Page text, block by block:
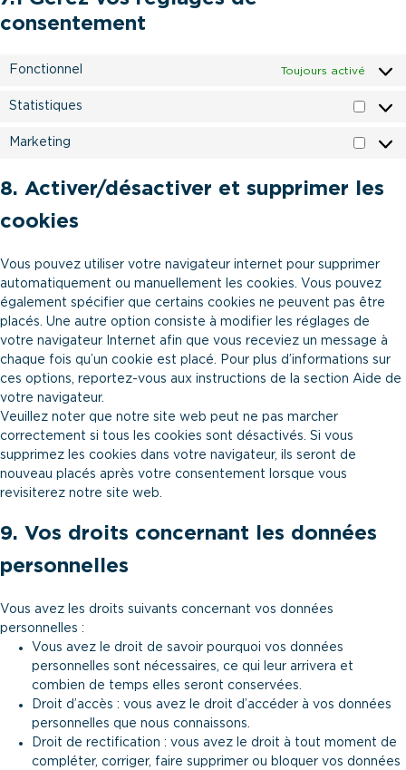
consentement
Fonctionnel Toujours activé
Statistiques
Marketing
8. Activer/désactiver et supprimer les
cookies
Vous pouvez utiliser votre navigateur internet pour supprimer
automatiquement ou manuellement les cookies. Vous pouvez
également spécifier que certains cookies ne peuvent pas être
placés. Une autre option consiste à modifier les réglages de
votre navigateur Internet afin que vous receviez un message à
chaque fois qu’un cookie est placé. Pour plus d’informations sur
ces options, reportez-vous aux instructions de la section Aide de
votre navigateur.
Veuillez noter que notre site web peut ne pas marcher
correctement si tous les cookies sont désactivés. Si vous
supprimez les cookies dans votre navigateur, ils seront de
nouveau placés après votre consentement lorsque vous
revisiterez notre site web.
9. Vos droits concernant les données
personnelles
Vous avez les droits suivants concernant vos données
personnelles :
Vous avez le droit de savoir pourquoi vos données
personnelles sont nécessaires, ce qui leur arrivera et
combien de temps elles seront conservées.
Droit d’accès : vous avez le droit d’accéder à vos données
personnelles que nous connaissons.
Droit de rectification : vous avez le droit à tout moment de
compléter, corriger, faire supprimer ou bloquer vos données